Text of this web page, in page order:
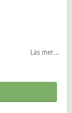
Läs mer...